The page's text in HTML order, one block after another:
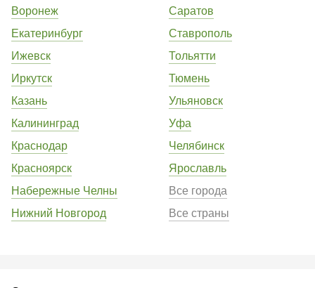
Воронеж
Екатеринбург
Ижевск
Иркутск
Казань
Калининград
Краснодар
Красноярск
Набережные Челны
Нижний Новгород
Саратов
Ставрополь
Тольятти
Тюмень
Ульяновск
Уфа
Челябинск
Ярославль
Все города
Все страны